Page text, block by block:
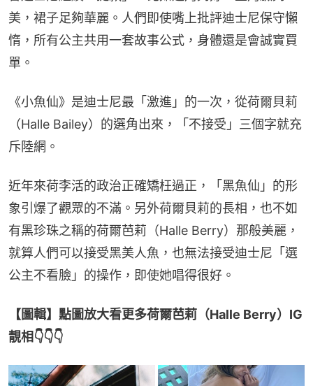
美，裙子足夠華麗。人們即使嘴上批評迪士尼保守懶
惰，所有公主共用一套故事公式，身體還是會誠實買
單。
《小魚仙》是迪士尼最「激進」的一次，從荷爾貝莉
（Halle Bailey）的選角出來，「不接受」三個字就充
斥陸網。
近年來荷李活的政治正確矯枉過正，「黑魚仙」的形
象引爆了觀眾的不滿。另外荷爾貝莉的長相，也不如
有黑珍珠之稱的荷爾芭莉（Halle Berry）那般美麗，
就算人們可以接受黑美人魚，也無法接受迪士尼「選
公主不看臉」的操作，即使她唱得很好。
【圖輯】點圖放大看更多荷爾芭莉（Halle Berry）IG
靚相👇👇👇